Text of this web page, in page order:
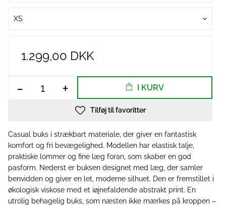
XS
1.299,00 DKK
- + I KURV
Tilføj til favoritter
Casual buks i strækbart materiale, der giver en fantastisk
komfort og fri bevægelighed. Modellen har elastisk talje,
praktiske lommer og fine læg foran, som skaber en god
pasform. Nederst er buksen designet med læg, der samler
benvidden og giver en let, moderne silhuet. Den er fremstillet i
økologisk viskose med et iøjnefaldende abstrakt print. En
utrolig behagelig buks, som næsten ikke mærkes på kroppen –